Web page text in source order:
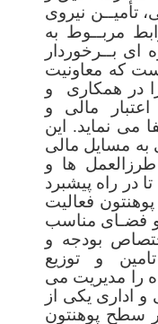
تأمیــن نیروی
مربــوط به
ای بــرخوردار
که معاونیت
در همکاری و
اعتبار مالی و
می نماید. این
مسایل مالی
طرزالعمل ها و
در راه پیشبرد
فعالیت
و فضـای مناسب
بودجه و
و توزیع
را مدیریت می
و اداری یکی از
سطح پوهنتون